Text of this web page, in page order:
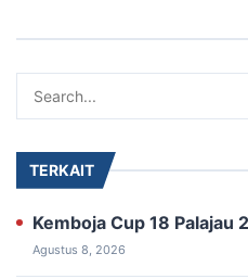
TERKAIT
Kemboja Cup 18 Palajau
Agustus 8, 2026